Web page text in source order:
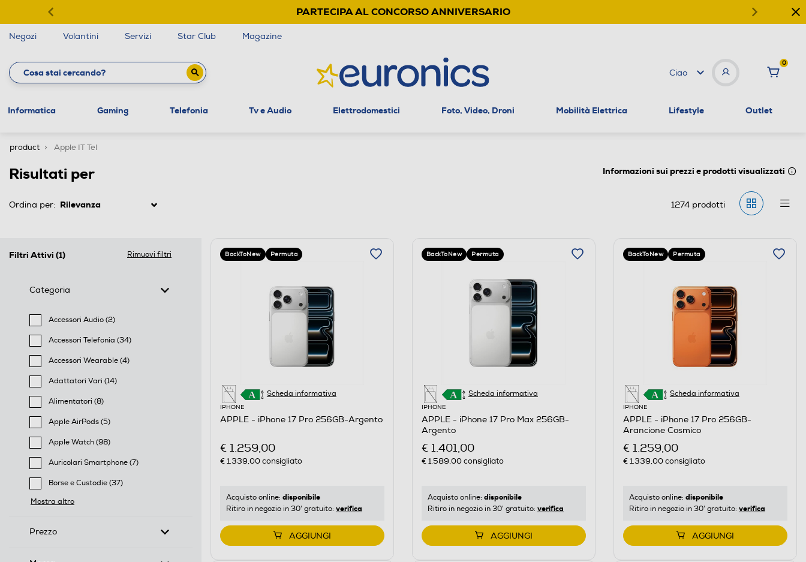
PARTECIPA AL CONCORSO ANNIVERSARIO
Negozi Volantini Servizi Star Club Magazine
Ciao
0
Informatica Gaming Telefonia Tv e Audio Elettrodomestici Foto, Video, Droni Mobilità Elettrica Lifestyle Outlet
product Apple IT Tel
Risultati per Informazioni sui prezzi e prodotti visualizzati
Ordina per: 1274prodotti
Filtri Attivi (1) Rimuovi filtri
Categoria
Accessori Audio (2)
Filtra per Categoria: Accessori Audio
Accessori Telefonia (34)
Filtra per Categoria: Accessori Telefonia
Accessori Wearable (4)
Filtra per Categoria: Accessori Wearable
Adattatori Vari (14)
Filtra per Categoria: Adattatori Vari
Alimentatori (8)
Filtra per Categoria: Alimentatori
Apple AirPods (5)
Filtra per Categoria: Apple AirPods
Apple Watch (98)
Filtra per Categoria: Apple Watch
Auricolari Smartphone (7)
Filtra per Categoria: Auricolari Smartphone
Borse e Custodie (37)
Filtra per Categoria: Borse e Custodie
Mostra altro
Prezzo
BackToNew Permuta
Scheda informativa
IPHONE
APPLE - iPhone 17 Pro 256GB-Argento
€ 1.259,00
€ 1.339,00consigliato
Acquisto online: disponibile
Ritiro in negozio in 30' gratuito: verifica
AGGIUNGI
BackToNew Permuta
Scheda informativa
IPHONE
APPLE - iPhone 17 Pro Max 256GB-
Argento
€ 1.401,00
€ 1.589,00consigliato
Acquisto online: disponibile
Ritiro in negozio in 30' gratuito: verifica
AGGIUNGI
BackToNew Permuta
Scheda informativa
IPHONE
APPLE - iPhone 17 Pro 256GB-
Arancione Cosmico
€ 1.259,00
€ 1.339,00consigliato
Acquisto online: disponibile
Ritiro in negozio in 30' gratuito: verifica
AGGIUNGI